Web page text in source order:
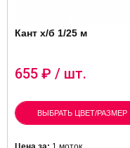
Кант х/б 1/25 м
655 ₽ / шт.
ВЫБРАТЬ ЦВЕТ/РАЗМЕР